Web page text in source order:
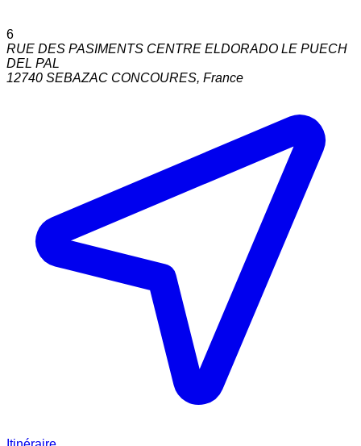
6
RUE DES PASIMENTS CENTRE ELDORADO LE PUECH
DEL PAL
12740 SEBAZAC CONCOURES, France